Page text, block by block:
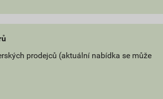
prodejců (aktuální nabídka se může